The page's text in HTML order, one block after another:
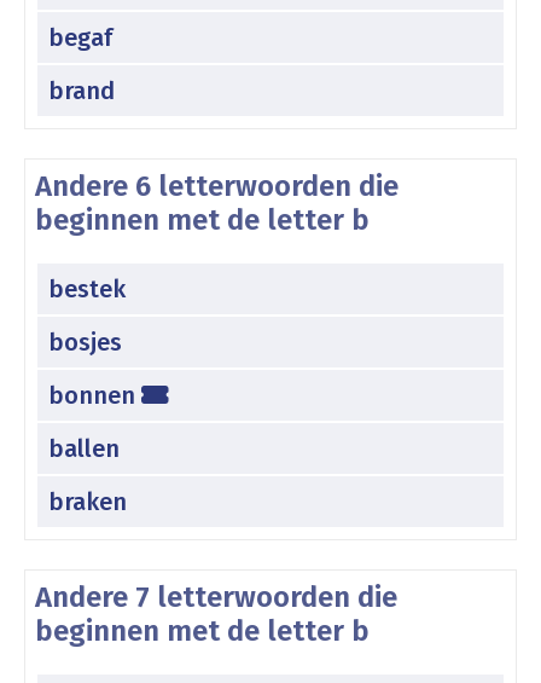
begaf
brand
Andere 6 letterwoorden die
beginnen met de letter b
bestek
bosjes
bonnen
ballen
braken
Andere 7 letterwoorden die
beginnen met de letter b